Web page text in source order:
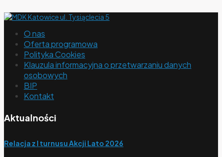
O nas
Oferta programowa
Polityka Cookies
Klauzula informacyjna o przetwarzaniu danych
osobowych
BIP
Kontakt
Aktualności
Relacja z I turnusu Akcji Lato 2026